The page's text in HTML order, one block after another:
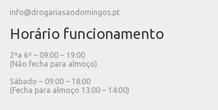
info@drogariasaodomingos.pt
Horário funcionamento
2ªa 6ª – 09:00 – 19:00
(Não fecha para almoço)
Sábado – 09:00 – 18:00
(Fecha para almoço 13:00 – 14:00)